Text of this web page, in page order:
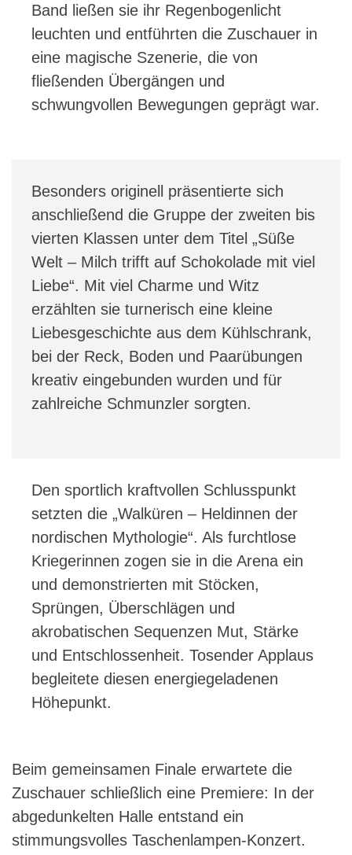
Band ließen sie ihr Regenbogenlicht
leuchten und entführten die Zuschauer in
eine magische Szenerie, die von
fließenden Übergängen und
schwungvollen Bewegungen geprägt war.
Besonders originell präsentierte sich
anschließend die Gruppe der zweiten bis
vierten Klassen unter dem Titel „Süße
Welt – Milch trifft auf Schokolade mit viel
Liebe“. Mit viel Charme und Witz
erzählten sie turnerisch eine kleine
Liebesgeschichte aus dem Kühlschrank,
bei der Reck, Boden und Paarübungen
kreativ eingebunden wurden und für
zahlreiche Schmunzler sorgten.
Den sportlich kraftvollen Schlusspunkt
setzten die „Walküren – Heldinnen der
nordischen Mythologie“. Als furchtlose
Kriegerinnen zogen sie in die Arena ein
und demonstrierten mit Stöcken,
Sprüngen, Überschlägen und
akrobatischen Sequenzen Mut, Stärke
und Entschlossenheit. Tosender Applaus
begleitete diesen energiegeladenen
Höhepunkt.
Beim gemeinsamen Finale erwartete die
Zuschauer schließlich eine Premiere: In der
abgedunkelten Halle entstand ein
stimmungsvolles Taschenlampen-Konzert.